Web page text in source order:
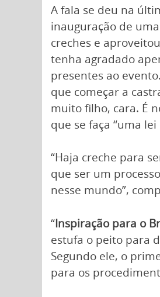
A fala se deu na
inauguração de
creches e
tenha agradado
presentes ao
que começar a
muito filho, cara. É
que se faça “uma
“Haja creche para
que ser um
nesse mundo”,
“Inspiração para o
estufa o peito para
Segundo ele, o
para os